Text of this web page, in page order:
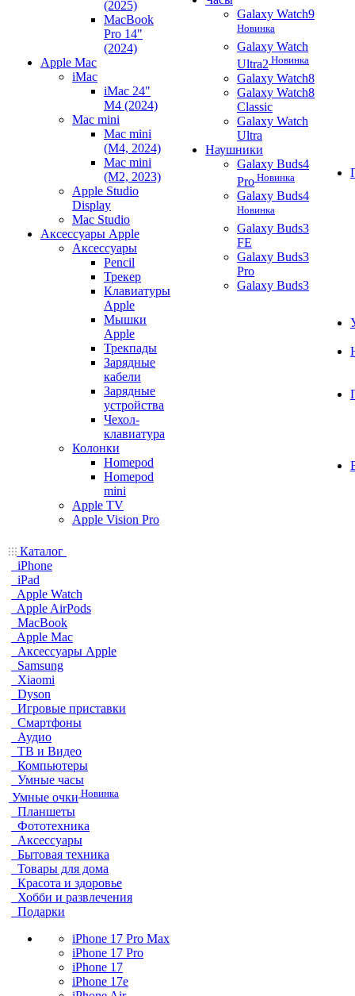
(2025)
MacBook
Pro 14"
(2024)
Apple Mac
iMac
iMac 24"
M4 (2024)
Mac mini
Mac mini
(M4, 2024)
Mac mini
(M2, 2023)
Apple Studio
Display
Mac Studio
Аксессуары Apple
Аксессуары
Pencil
Трекер
Клавиатуры
Apple
Мышки
Apple
Трекпады
Зарядные
кабели
Зарядные
устройства
Чехол-
клавиатура
Колонки
Homepod
Homepod
mini
Apple TV
Apple Vision Pro
Galaxy Watch9
Новинка
Galaxy Watch
Ultra2 Новинка
Galaxy Watch8
Galaxy Watch8
Classic
Galaxy Watch
Ultra
Наушники
Galaxy Buds4
Pro Новинка
Galaxy Buds4
Новинка
Galaxy Buds3
FE
Galaxy Buds3
Pro
Galaxy Buds3
Каталог
iPhone
iPad
Apple Watch
Apple AirPods
MacBook
Apple Mac
Аксессуары Apple
Samsung
Xiaomi
Dyson
Игровые приставки
Смартфоны
Аудио
ТВ и Видео
Компьютеры
Умные часы
Умные очки Новинка
Планшеты
Фототехника
Аксессуары
Бытовая техника
Товары для дома
Красота и здоровье
Хобби и развлечения
Подарки
iPhone 17 Pro Max
iPhone 17 Pro
iPhone 17
iPhone 17e